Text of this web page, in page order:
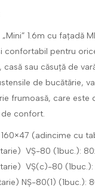
1.6m cu fațadă
confortabil pentru
sau căsuță de
de bucătărie,
frumoasă, care este
confort.
160×47 (adincime cu
VȘ-80 (1buc.):
VȘ(c)-80
NȘ-80(1) (1buc.):